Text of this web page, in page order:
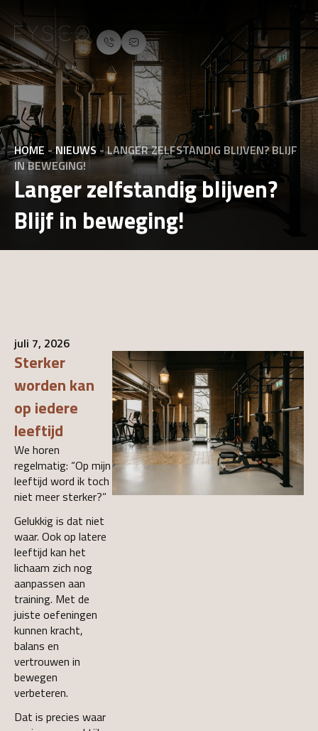
HOME-NIEUWS -LANGER ZELFSTANDIG BLIJVEN? BLIJF
IN BEWEGING!
Langer zelfstandig blijven?
Blijf in beweging!
juli 7, 2026
Sterker
worden kan
op iedere
leeftijd
We horen
regelmatig: “Op mijn
leeftijd word ik toch
niet meer sterker?”
Gelukkig is dat niet
waar. Ook op latere
leeftijd kan het
lichaam zich nog
aanpassen aan
training. Met de
juiste oefeningen
kunnen kracht,
balans en
vertrouwen in
bewegen
verbeteren.
Dat is precies waar